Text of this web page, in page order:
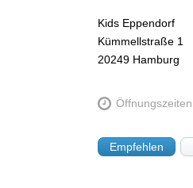
Kids Eppendorf
Kümmellstraße 1
20249 Hamburg
Öffnungszeiten
Empfehlen